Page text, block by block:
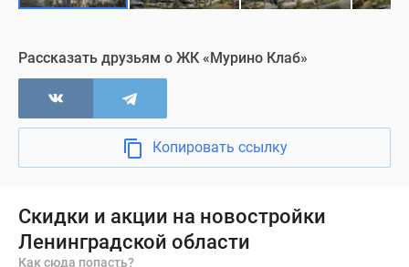
Рассказать друзьям о ЖК «Мурино Клаб»
Копировать ссылку
Скидки и акции на новостройки
Ленинградской области
Как сюда попасть?